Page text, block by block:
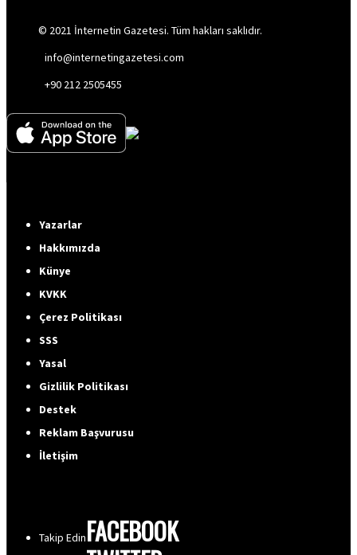
© 2021 İnternetin Gazetesi. Tüm hakları saklıdır.
info@internetingazetesi.com
+90 212 2505455
Yazarlar
Hakkımızda
Künye
KVKK
Çerez Politikası
SSS
Yasal
Gizlilik Politikası
Destek
Reklam Başvurusu
İletişim
Takip EdinFACEBOOK